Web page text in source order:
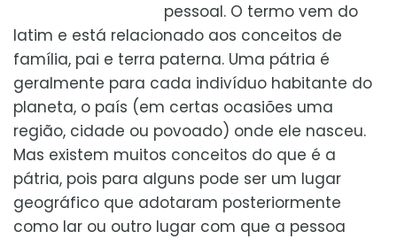
pessoal. O termo vem do
latim e está relacionado aos conceitos de
família, pai e terra paterna. Uma pátria é
geralmente para cada indivíduo habitante do
planeta, o país (em certas ocasiões uma
região, cidade ou povoado) onde ele nasceu.
Mas existem muitos conceitos do que é a
pátria, pois para alguns pode ser um lugar
geográfico que adotaram posteriormente
como lar ou outro lugar com que a pessoa